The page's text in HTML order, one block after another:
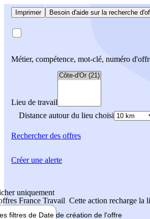
Imprimer Besoin d'aide sur la recherche
Métier, compétence, mot-clé, numéro
Lieu de travail
Distance autour du lieu choisi
Rechercherdes offres
uniquement
France Travail Cette action recharge la
filtres de Date de création de l'offre
Créer une alerte